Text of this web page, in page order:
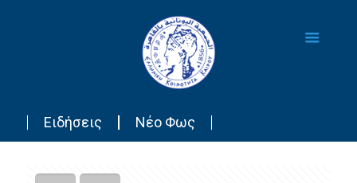
Ειδήσεις Νέο Φως